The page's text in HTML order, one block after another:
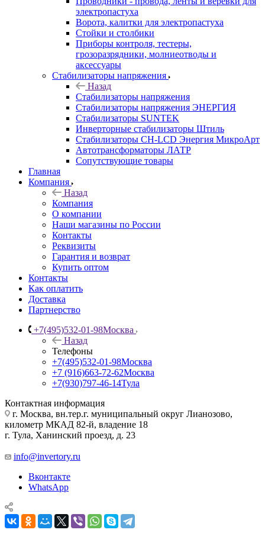
электропастуха
Ворота, калитки для электропастуха
Стойки и столбики
Приборы контроля, тестеры,
грозоразрядники, молниеотводы и
аксессуары
Стабилизаторы напряжения
Назад
Стабилизаторы напряжения
Стабилизаторы напряжения ЭНЕРГИЯ
Стабилизаторы SUNTEK
Инверторные стабилизаторы Штиль
Стабилизаторы СН-LCD Энepгия МикроАрт
Автотрансформаторы ЛАТР
Сопутствующие товары
Главная
Компания
Назад
Компания
О компании
Наши магазины по России
Контакты
Реквизиты
Гарантия и возврат
Купить оптом
Контакты
Как оплатить
Доставка
Партнерство
+7(495)532-01-98Москва
Назад
Телефоны
+7(495)532-01-98Москва
+7 (916)663-72-62Москва
+7(930)797-46-14Тула
Контактная информация
г. Москва, вн.тер.г. муниципальный округ Лианозово,
километр МКАД 82-й, владение 18
г. Тула, Ханинский проезд, д. 23
info@invertory.ru
Вконтакте
WhatsApp